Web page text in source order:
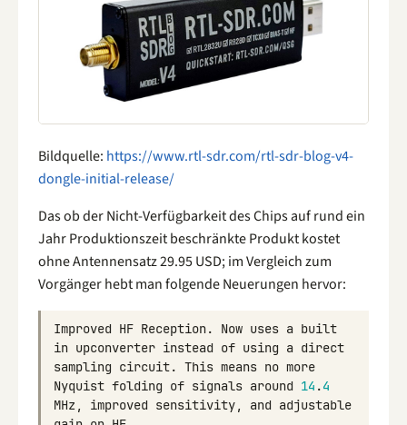
Bildquelle: https://www.rtl-sdr.com/rtl-sdr-blog-v4-
dongle-initial-release/
Das ob der Nicht-Verfügbarkeit des Chips auf rund ein
Jahr Produktionszeit beschränkte Produkt kostet
ohne Antennensatz 29.95 USD; im Vergleich zum
Vorgänger hebt man folgende Neuerungen hervor:
Improved HF Reception. Now uses a built
in upconverter instead of using a direct
sampling circuit. This means no more
Nyquist folding of signals around 14 .4
MHz
improved sensitivity and adjustable